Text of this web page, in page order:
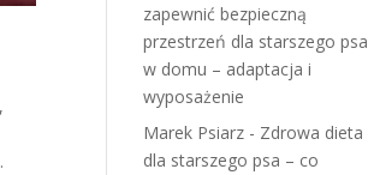
zapewnić bezpieczną
przestrzeń dla starszego psa
w domu – adaptacja i
wyposażenie
Marek Psiarz - Zdrowa dieta
dla starszego psa – co